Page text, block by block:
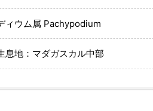
ィウム属 Pachypodium
息地：マダガスカル中部